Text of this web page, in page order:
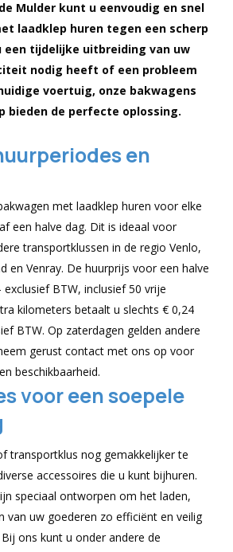
Mulder kunt u eenvoudig en snel
laadklep huren tegen een scherp
een tijdelijke uitbreiding van uw
nodig heeft of een probleem
voertuig, onze bakwagens
bieden de perfecte oplossing.
en
met laadklep huren voor elke
een halve dag. Dit is ideaal voor
transportklussen in de regio Venlo,
en Venray. De huurprijs voor een halve
BTW, inclusief 50 vrije
kilometers betaalt u slechts € 0,24
BTW. Op zaterdagen gelden andere
gerust contact met ons op voor
beschikbaarheid.
voor een soepele
transportklus nog gemakkelijker te
accessoires die u kunt bijhuren.
speciaal ontworpen om het laden,
van uw goederen zo efficiënt en veilig
ons kunt u onder andere de